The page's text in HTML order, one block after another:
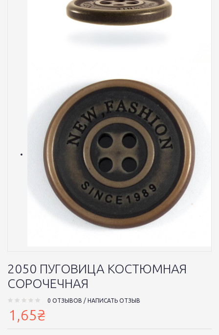
2050 ПУГОВИЦА КОСТЮМНАЯ
СОРОЧЕЧНАЯ
0 ОТЗЫВОВ / НАПИСАТЬ ОТЗЫВ
1,65₴